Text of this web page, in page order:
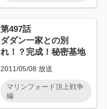
第497話
ダダン一家との別
れ！？完成！秘密基地
2011/05/08 放送
マリンフォード頂上戦争
編